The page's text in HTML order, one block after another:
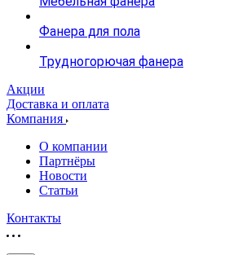
Фанера для пола
Трудногорючая фанера
Акции
Доставка и оплата
Компания
О компании
Партнёры
Новости
Статьи
Контакты